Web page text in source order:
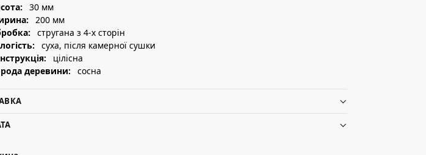
30 мм
200 мм
стругана з 4-х сторін
суха, після камерної сушки
цілісна
деревини: сосна